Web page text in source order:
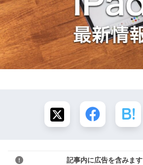
記事内に広告を含みます